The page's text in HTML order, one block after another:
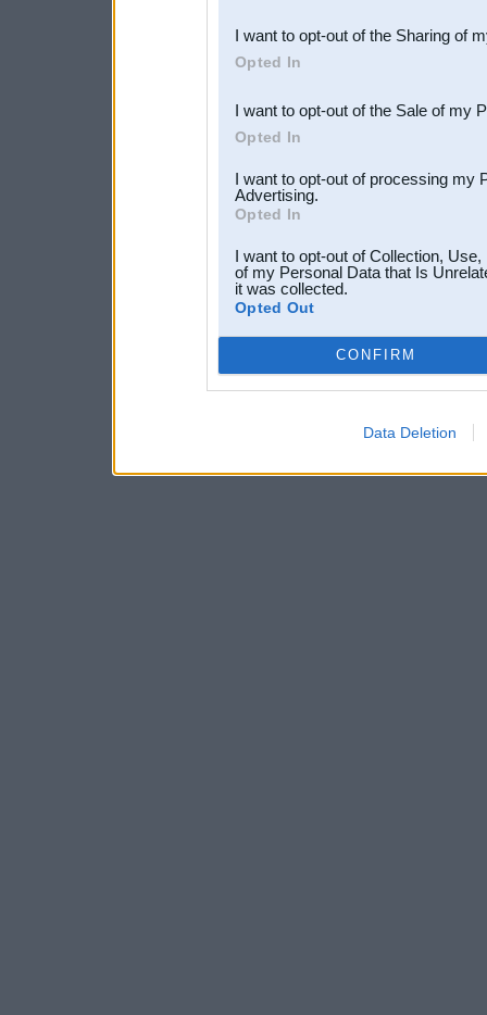
Downstream Participants
third parties.
I want to opt-out of the Sharing of
Opted In
I want to opt-out of the Sale of my
Opted In
I want to opt-out of processing my
Advertising.
Opted In
I want to opt-out of Collection,
of my Personal Data that Is
it was collected.
Opted Out
CONFIRM
Data Deletion